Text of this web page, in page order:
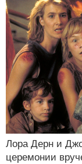
Лора Дерн и
церемонии